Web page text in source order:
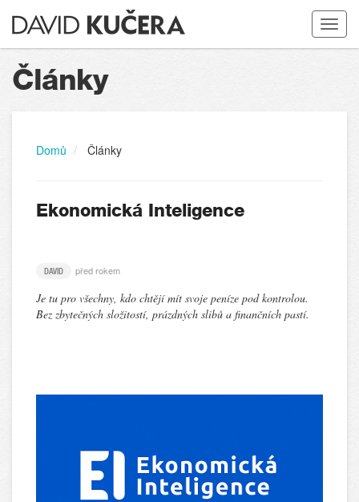
Toggle
Články
Domů Články
Ekonomická Inteligence
DAVID před rokem
Je tu pro všechny, kdo chtějí mít svoje peníze pod kontrolou.
Bez zbytečných složitostí, prázdných slibů a finančních pastí.